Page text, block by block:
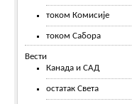
током Комисије
током Сабора
Вести
Канада и САД
остатак Света